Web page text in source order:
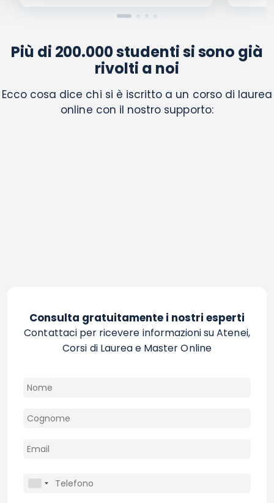
Più di 200.000 studenti si sono già
rivolti a noi
Ecco cosa dice chi si è iscritto a un corso di laurea
online con il nostro supporto:
Consulta gratuitamente i nostri esperti
Contattaci per ricevere informazioni su Atenei,
Corsi di Laurea e Master Online